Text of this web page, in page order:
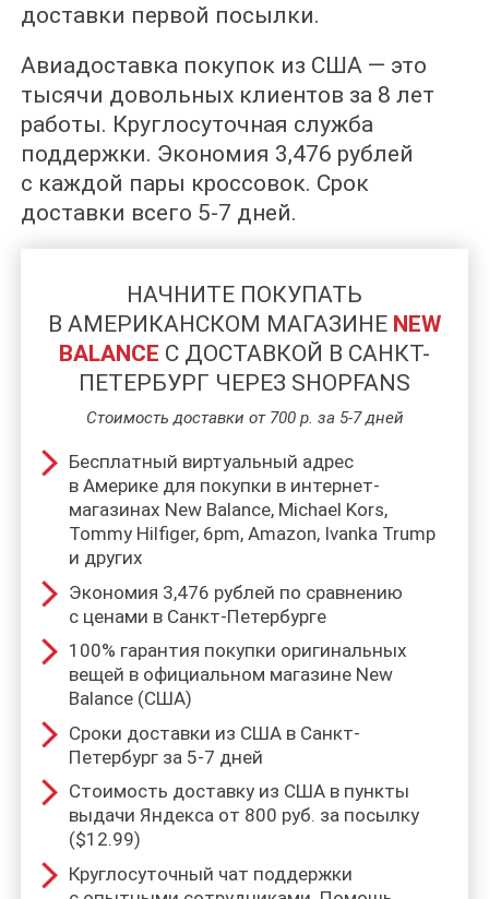
доставки первой посылки.
Авиадоставка покупок из США — это
тысячи довольных клиентов за 8 лет
работы. Круглосуточная служба
поддержки. Экономия 3,476 рублей
с каждой пары кроссовок. Срок
доставки всего 5-7 дней.
НАЧНИТЕ ПОКУПАТЬ
В АМЕРИКАНСКОМ МАГАЗИНЕ NEW
BALANCE C ДОСТАВКОЙ В САНКТ-
ПЕТЕРБУРГ ЧЕРЕЗ SHOPFANS
Стоимость доставки от 700 р. за 5-7 дней
Бесплатный виртуальный адрес
в Америке для покупки в интернет-
магазинах New Balance, Michael Kors,
Tommy Hilfiger, 6pm, Amazon, Ivanka Trump
и других
Экономия 3,476 рублей по сравнению
с ценами в Санкт-Петербурге
100% гарантия покупки оригинальных
вещей в официальном магазине New
Balance (США)
Сроки доставки из США в Санкт-
Петербург за 5-7 дней
Стоимость доставку из США в пункты
выдачи Яндекса от 800 руб. за посылку
($12.99)
Круглосуточный чат поддержки